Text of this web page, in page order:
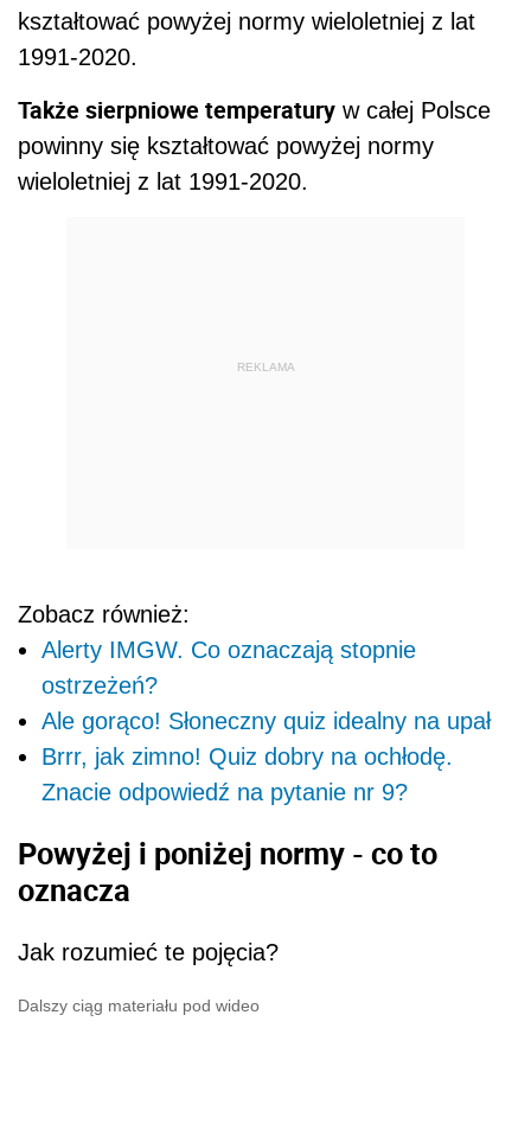
kształtować powyżej normy wieloletniej z lat
1991-2020.
Także sierpniowe temperatury w całej Polsce
powinny się kształtować powyżej normy
wieloletniej z lat 1991-2020.
REKLAMA
Zobacz również:
Alerty IMGW. Co oznaczają stopnie
ostrzeżeń?
Ale gorąco! Słoneczny quiz idealny na upał
Brrr, jak zimno! Quiz dobry na ochłodę.
Znacie odpowiedź na pytanie nr 9?
Powyżej i poniżej normy - co to
oznacza
Jak rozumieć te pojęcia?
Dalszy ciąg materiału pod wideo